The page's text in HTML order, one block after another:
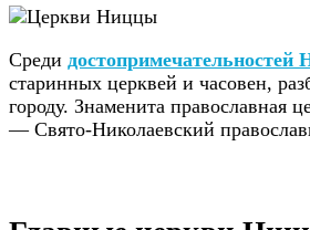
Среди достопримечательностей
старинных церквей и часовен,
городу. Знаменита православная
— Свято-Николаевский